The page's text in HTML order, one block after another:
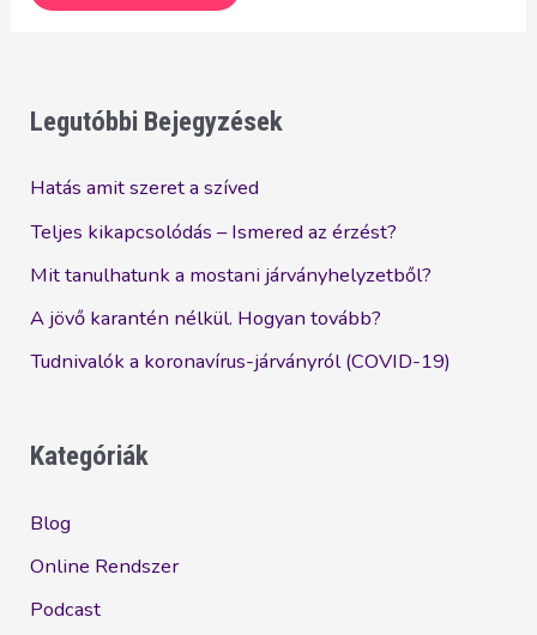
dolgozd
üzleti
helyesen?
Legutóbbi Bejegyzések
Hatás amit szeret a szíved
Teljes kikapcsolódás – Ismered az érzést?
Mit tanulhatunk a mostani járványhelyzetből?
A jövő karantén nélkül. Hogyan tovább?
Tudnivalók a koronavírus-járványról (COVID-19)
Kategóriák
Blog
Online Rendszer
Podcast